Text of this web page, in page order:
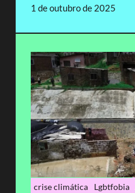
1 de outubro de 2025
crise climática Lgbtfobia